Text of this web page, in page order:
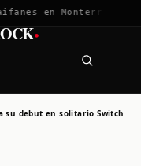
en Monterrey · 12
·
su debut en solitario Switch